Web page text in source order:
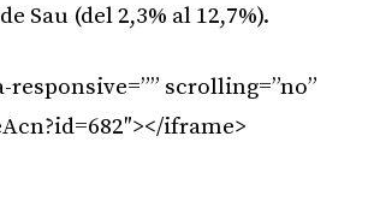
Sau (del 2,3% al 12,7%).
responsive=”” scrolling=”no”
iframe>